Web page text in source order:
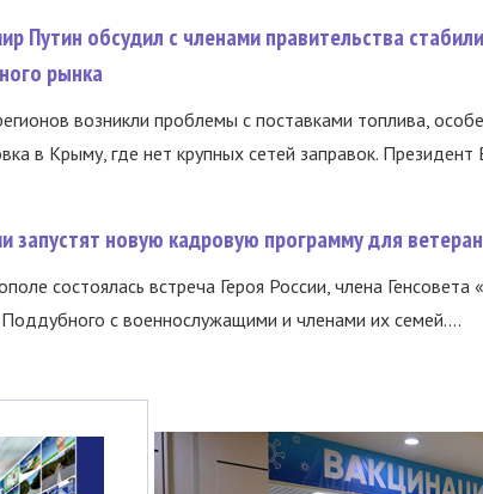
Путин обсудил с членами правительства
рынка
возникли проблемы с поставками топлива,
в Крыму, где нет крупных сетей заправок. Президент
запустят новую кадровую программу для
состоялась встреча Героя России, члена Генсовета
Поддубного с военнослужащими и членами их семей....